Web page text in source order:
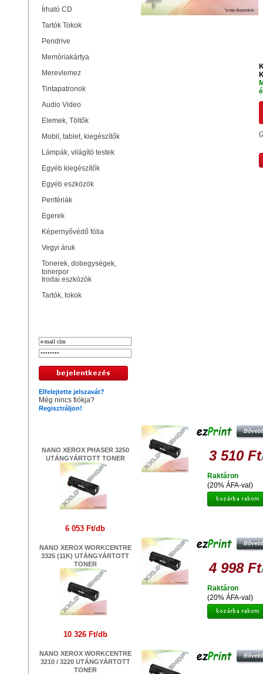
Írható CD
Tartók Tokok
Pendrive
Memóriakártya
Merevlemez
Tintapatronok
Audio Video
Elemek, Töltők
Mobil, tablet, kiegészítők
Lámpák, világító testek
Egyéb kiegészítők
Egyéb eszközök
Perifériák
Egerek
Képernyővédő fólia
Vegyi áruk
Tonerek, dobegységek,
tonerpor
Irodai eszközök
Tartók, tokok
Elfelejtette jelszavát?
Még nincs fiókja?
Regisztráljon!
NANO XEROX PHASER 3250
UTÁNGYÁRTOTT TONER
6 053 Ft/db
NANO XEROX WORKCENTRE
3325 (11K) UTÁNGYÁRTOTT
TONER
10 326 Ft/db
NANO XEROX WORKCENTRE
3210 / 3220 UTÁNGYÁRTOTT
TONER
3 510 Ft
(20% ÁFA-val)
Raktáron
4 998 Ft
(20% ÁFA-val)
Raktáron